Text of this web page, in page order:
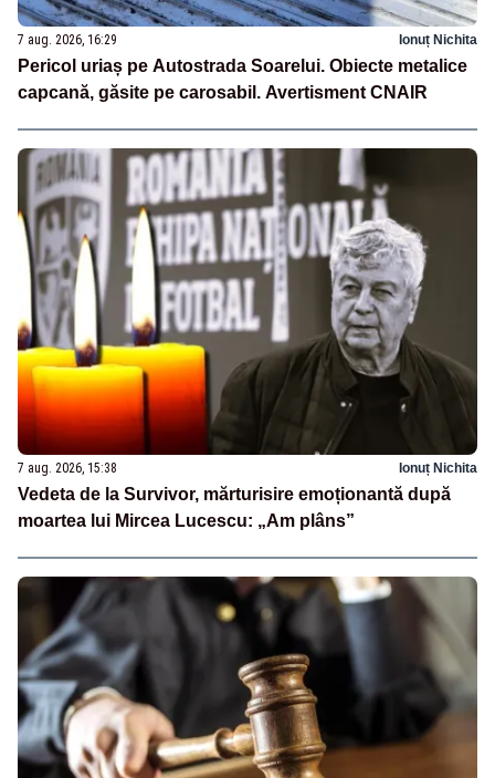
7 aug. 2026, 16:29 Ionuț Nichita
Pericol uriaș pe Autostrada Soarelui. Obiecte metalice
capcană, găsite pe carosabil. Avertisment CNAIR
7 aug. 2026, 15:38 Ionuț Nichita
Vedeta de la Survivor, mărturisire emoționantă după
moartea lui Mircea Lucescu: „Am plâns”